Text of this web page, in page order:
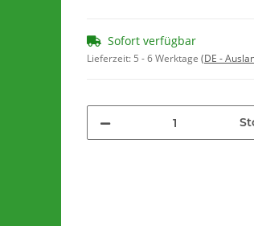
Sofort verfügbar
Lieferzeit: 5 - 6 Werktage (DE -